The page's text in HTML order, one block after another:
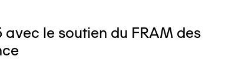
le soutien du FRAM des